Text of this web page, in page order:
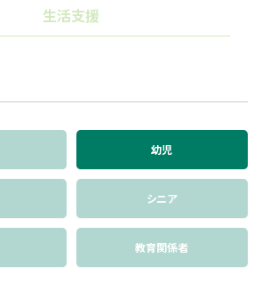
生活支援
幼児
シニア
教育関係者